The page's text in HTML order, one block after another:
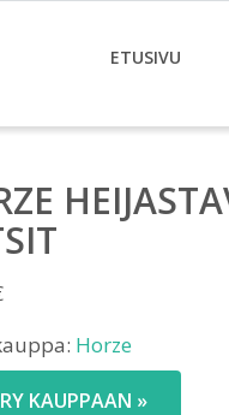
ETUSIVU
Horze
KAUPPAAN »